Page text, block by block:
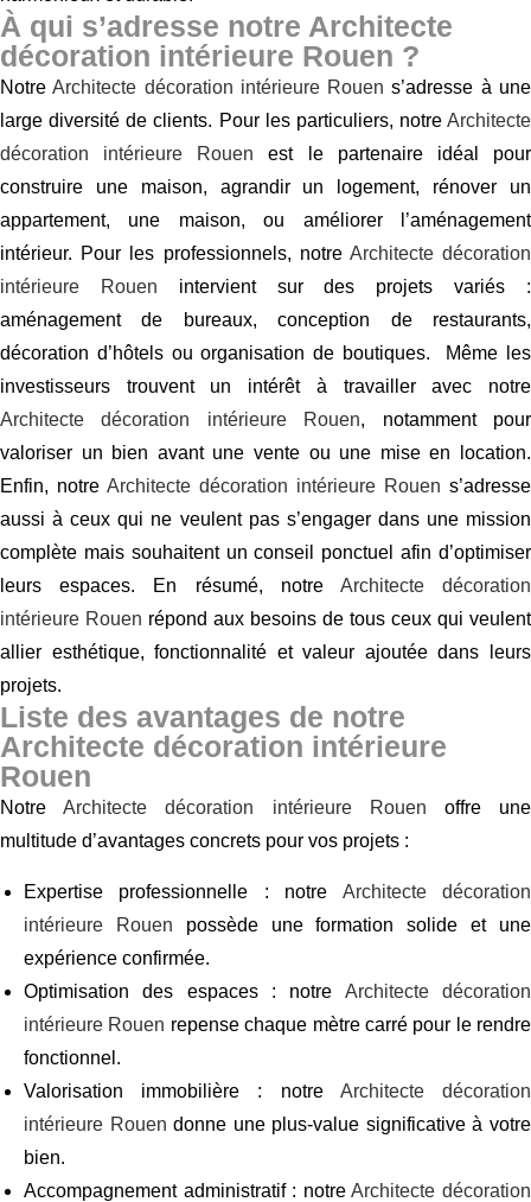
À qui s’adresse notre Architecte
décoration intérieure Rouen ?
NotreArchitecte décoration intérieure Rouen s’adresse à une
large diversité de clients. Pour les particuliers, notre Architecte
décoration intérieure Rouen est le partenaire idéal pour
construire une maison, agrandir un logement, rénover un
appartement, une maison, ou améliorer l’aménagement
intérieur. Pour les professionnels, notre Architecte décoration
intérieure Rouen intervient sur des projets variés :
aménagement de bureaux, conception de restaurants,
décoration d’hôtels ou organisation de boutiques. Même les
investisseurs trouvent un intérêt à travailler avec notre
Architecte décoration intérieure Rouen, notamment pour
valoriser un bien avant une vente ou une mise en location.
Enfin, notre Architecte décoration intérieure Rouen s’adresse
aussi à ceux qui ne veulent pas s’engager dans une mission
complète mais souhaitent un conseil ponctuel afin d’optimiser
leurs espaces. En résumé, notre Architecte décoration
intérieure Rouen répond aux besoins de tous ceux qui veulent
allier esthétique, fonctionnalité et valeur ajoutée dans leurs
projets.
Liste des avantages de notre
Architecte décoration intérieure
Rouen
NotreArchitecte décoration intérieure Rouen offre une
multitude d’avantages concrets pour vos projets :
Expertise professionnelle : notre Architecte décoration
intérieure Rouen possède une formation solide et une
expérience confirmée.
Optimisation des espaces : notre Architecte décoration
intérieure Rouen repense chaque mètre carré pour le rendre
fonctionnel.
Valorisation immobilière : notre Architecte décoration
intérieure Rouen donne une plus-value significative à votre
bien.
Accompagnement administratif : notreArchitecte décoration